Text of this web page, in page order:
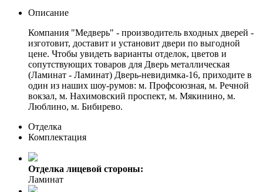
Описание
Компания "Медверь" - производитель входных дверей -
изготовит, доставит и установит двери по выгодной
цене. Чтобы увидеть варианты отделок, цветов и
сопутствующих товаров для Дверь металлическая
(Ламинат - Ламинат) Дверь-невидимка-16, приходите в
один из наших шоу-румов: м. Профсоюзная, м. Речной
вокзал, м. Нахимовский проспект, м. Мякинино, м.
Люблино, м. Бибирево.
Отделка
Комплектация
Отделка лицевой стороны:
Ламинат